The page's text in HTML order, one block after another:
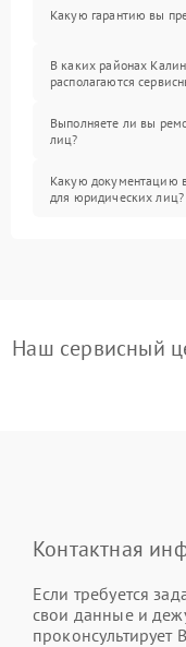
Какую гарантию вы
В каких районах
располагаются
Выполняете ли вы
лиц?
Какую документацию
для юридических лиц?
Наш сервисный
Контактная
Если требуется
свои данные и
проконсультирует